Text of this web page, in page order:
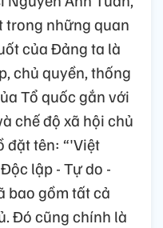
trong những quan
của Đảng ta là
chủ quyền, thống
Tổ quốc gắn với
chế độ xã hội chủ
đặt tên: “'Việt
lập - Tự do -
bao gồm tất cả
Đó cũng chính là